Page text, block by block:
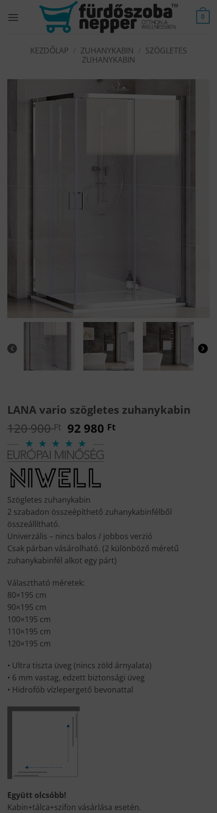
0
KEZDŐLAP ZUHANYKABIN
SZÖGLETES
ZUHANYKABIN
LANA vario szögletes zuhanykabin
120 900Ft Original
price
was:
120
900 Ft.
92 980 Ft
Szögletes zuhanykabin
2 szabadon összeépíthető zuhanykabinfélből
összeállítható.
Univerzális – nincs balos / jobbos verzió
Csak párban vásárolható. (2 különböző méretű
zuhanykabinfél alkot egy párt)
Választható méretek:
80×195 cm
90×195 cm
100×195 cm
110×195 cm
120×195 cm
• Ultra tiszta üveg (nincs zöld árnyalata)
• 6 mm vastag, edzett biztonsági üveg
• Hidrofób vízlepergető bevonattal
Együtt olcsóbb!
Kabin+tálca+szifon vásárlása esetén.